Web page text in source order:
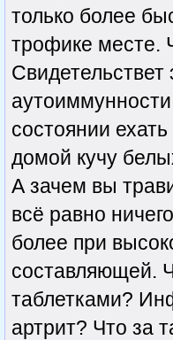
только более
трофике месте.
состоянии
домой кучу
А зачем вы
всё равно
более при
составляющей.
таблетками?
артрит? Что за